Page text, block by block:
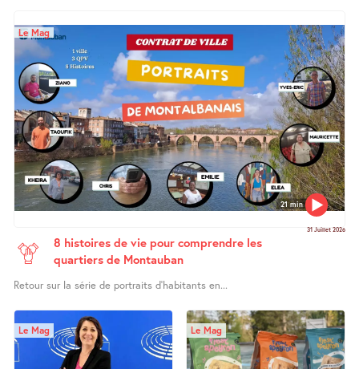
21 min
Le Mag
31 Juillet 2026
8 histoires de vie pour comprendre les
quartiers de Montauban
Retour sur la série de portraits d’habitants en...
Le Mag Le Mag